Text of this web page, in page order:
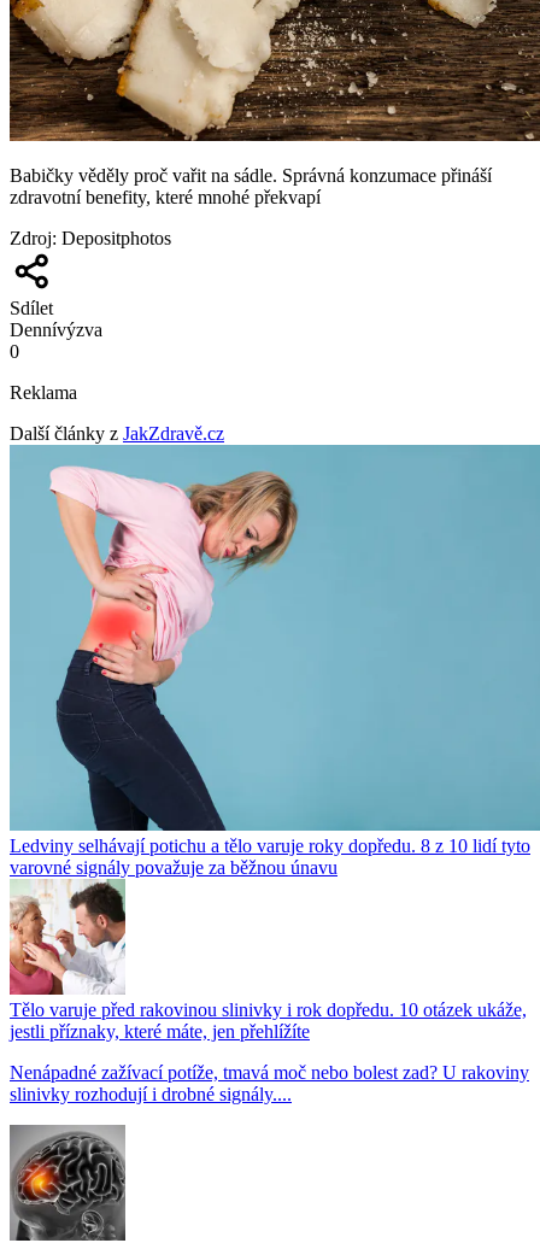
Babičky věděly proč vařit na sádle. Správná konzumace přináší
zdravotní benefity, které mnohé překvapí
Zdroj: Depositphotos
Sdílet
Dennívýzva
0
Reklama
Další články z JakZdravě.cz
Ledviny selhávají potichu a tělo varuje roky dopředu. 8 z 10 lidí tyto
varovné signály považuje za běžnou únavu
Tělo varuje před rakovinou slinivky i rok dopředu. 10 otázek ukáže,
jestli příznaky, které máte, jen přehlížíte
Nenápadné zažívací potíže, tmavá moč nebo bolest zad? U rakoviny
slinivky rozhodují i drobné signály....